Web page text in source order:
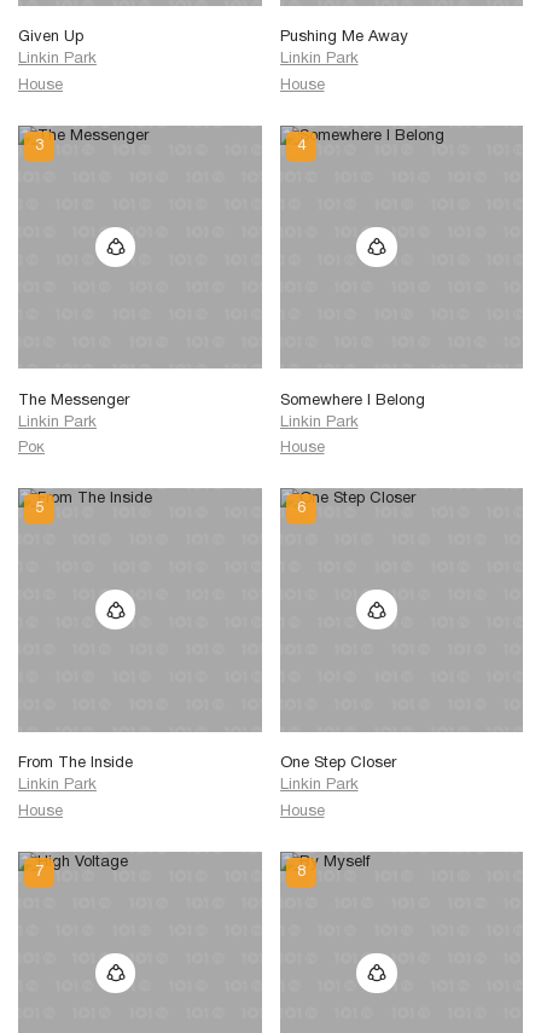
Given Up
Linkin Park
House
Pushing Me Away
Linkin Park
House
The Messenger
Linkin Park
Рок
Somewhere I Belong
Linkin Park
House
From The Inside
Linkin Park
House
One Step Closer
Linkin Park
House